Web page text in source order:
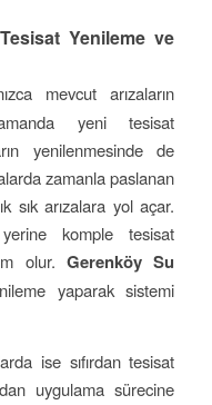
Yenileme ve
mevcut arızaların
yeni tesisat
yenilenmesinde de
zamanla paslanan
sık arızalara yol açar.
komple tesisat
olur. Gerenköy Su
yaparak sistemi
ise sıfırdan tesisat
uygulama sürecine